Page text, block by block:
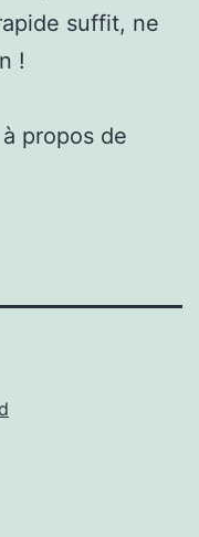
suffit, ne
!
propos de